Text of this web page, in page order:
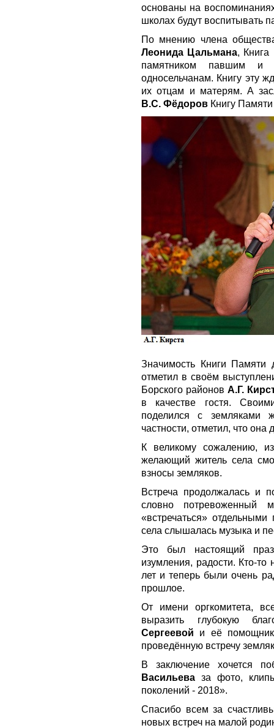
основаны на
школах будут воспитывать
По мнению члена
Леонида Цальмана,
памятником павшим
односельчанам. Книгу эту
их отцам и матерям. А
В.С. Фёдоров Книгу
Значимость Книги Памяти
отметил в своём
Борского районов А.Г.
в качестве гостя.
поделился с земляками
частности, отметил, что
К великому сожалению,
желающий житель села
взносы земляков.
Встреча продолжалась и
словно потревоженный
«встречаться»
села слышалась музыка и
Это был настоящий
изумления, радости. Кто-то
лет и теперь были очень
прошлое.
От имени оргкомитета,
выразить глубокую
Сергеевой и её
проведённую встречу
В заключение хочется
Васильева за фото,
поколений - 2018».
Спасибо всем за
новых встреч на малой